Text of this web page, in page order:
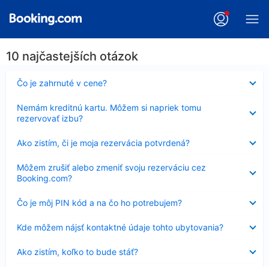
10 najčastejších otázok
Čo je zahrnuté v cene?
Nezobrazuje
sa
Nemám kreditnú kartu. Môžem si napriek tomu
rezervovať izbu?
sa
Ako zistím, či je moja rezervácia potvrdená?
sa
Môžem zrušiť alebo zmeniť svoju rezerváciu cez
Booking.com?
sa
Čo je môj PIN kód a na čo ho potrebujem?
Nezobrazuje
sa
Kde môžem nájsť kontaktné údaje tohto ubytovania?
sa
Ako zistím, koľko to bude stáť?
sa